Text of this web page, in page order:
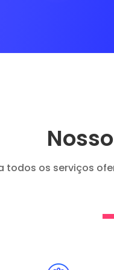
todos os serviços